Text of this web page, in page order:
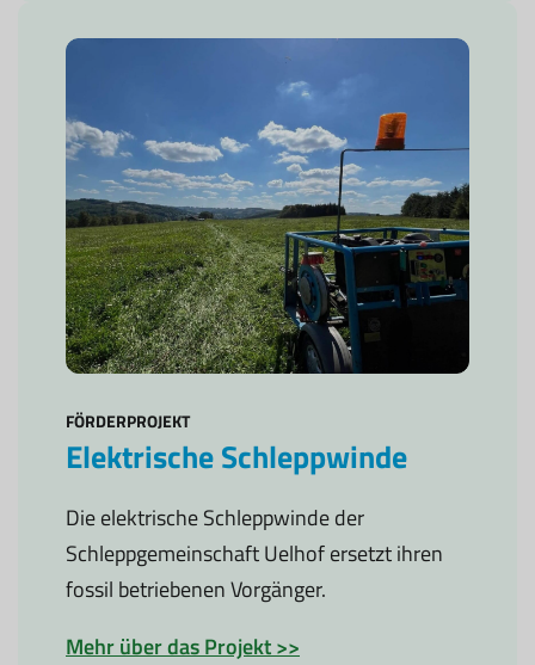
FÖRDERPROJEKT
Elektrische Schleppwinde
Die elektrische Schleppwinde der
Schleppgemeinschaft Uelhof ersetzt ihren
fossil betriebenen Vorgänger.
Mehr über das Projekt >>